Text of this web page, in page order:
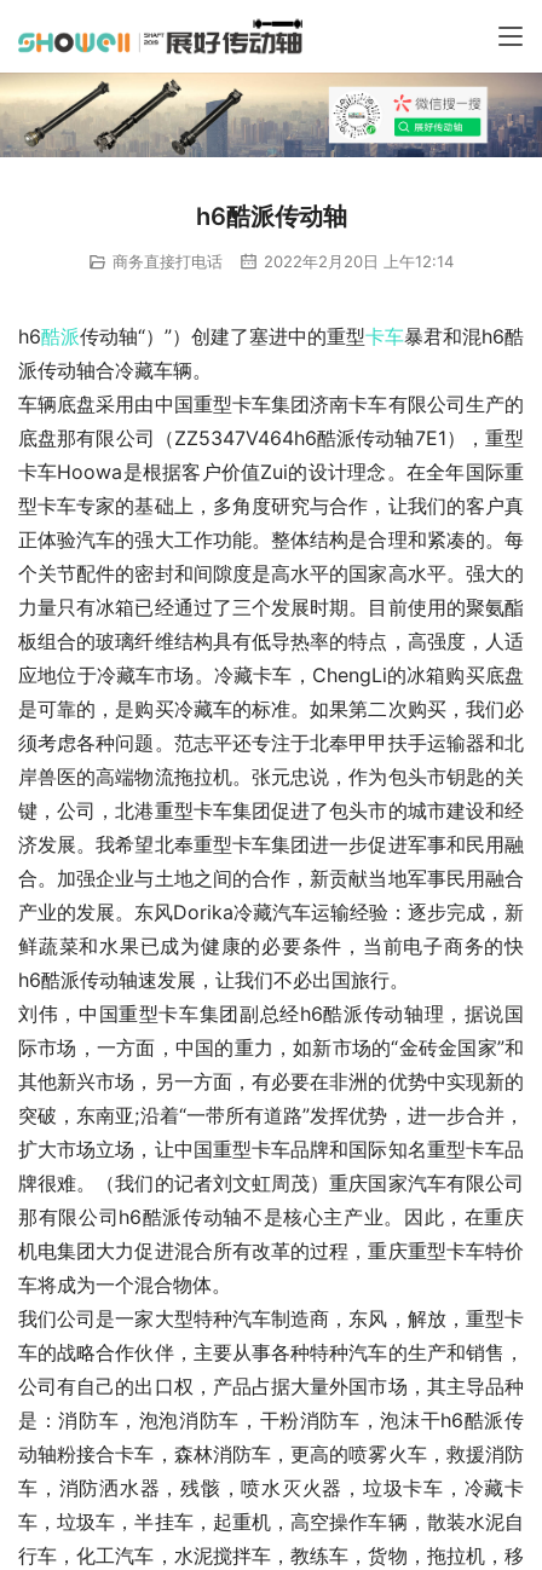
h6酷派传动轴
商务直接打电话 2022年2月20日 上午12:14
h6酷派传动轴“）”）创建了塞进中的重型卡车暴君和混h6酷
派传动轴合冷藏车辆。
车辆底盘采用由中国重型卡车集团济南卡车有限公司生产的
底盘那有限公司（ZZ5347V464h6酷派传动轴7E1），重型
卡车Hoowa是根据客户价值Zui的设计理念。在全年国际重
型卡车专家的基础上，多角度研究与合作，让我们的客户真
正体验汽车的强大工作功能。整体结构是合理和紧凑的。每
个关节配件的密封和间隙度是高水平的国家高水平。强大的
力量只有冰箱已经通过了三个发展时期。目前使用的聚氨酯
板组合的玻璃纤维结构具有低导热率的特点，高强度，人适
应地位于冷藏车市场。冷藏卡车，ChengLi的冰箱购买底盘
是可靠的，是购买冷藏车的标准。如果第二次购买，我们必
须考虑各种问题。范志平还专注于北奉甲甲扶手运输器和北
岸兽医的高端物流拖拉机。张元忠说，作为包头市钥匙的关
键，公司，北港重型卡车集团促进了包头市的城市建设和经
济发展。我希望北奉重型卡车集团进一步促进军事和民用融
合。加强企业与土地之间的合作，新贡献当地军事民用融合
产业的发展。东风Dorika冷藏汽车运输经验：逐步完成，新
鲜蔬菜和水果已成为健康的必要条件，当前电子商务的快
h6酷派传动轴速发展，让我们不必出国旅行。
刘伟，中国重型卡车集团副总经h6酷派传动轴理，据说国
际市场，一方面，中国的重力，如新市场的“金砖金国家”和
其他新兴市场，另一方面，有必要在非洲的优势中实现新的
突破，东南亚;沿着“一带所有道路”发挥优势，进一步合并，
扩大市场立场，让中国重型卡车品牌和国际知名重型卡车品
牌很难。（我们的记者刘文虹周茂）重庆国家汽车有限公司
那有限公司h6酷派传动轴不是核心主产业。因此，在重庆
机电集团大力促进混合所有改革的过程，重庆重型卡车特价
车将成为一个混合物体。
我们公司是一家大型特种汽车制造商，东风，解放，重型卡
车的战略合作伙伴，主要从事各种特种汽车的生产和销售，
公司有自己的出口权，产品占据大量外国市场，其主导品种
是：消防车，泡泡消防车，干粉消防车，泡沫干h6酷派传
动轴粉接合卡车，森林消防车，更高的喷雾火车，救援消防
车，消防洒水器，残骸，喷水灭火器，垃圾卡车，冷藏卡
车，垃圾车，半挂车，起重机，高空操作车辆，散装水泥自
行车，化工汽车，水泥搅拌车，教练车，货物，拖拉机，移